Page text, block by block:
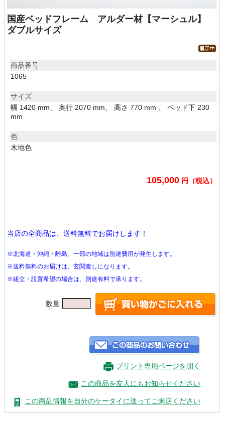
国産ベッドフレーム アルダー材【マーシュル】
ダブルサイズ
商品番号
1065
サイズ
幅 1420 mm、 奥行 2070 mm、 高さ 770 mm 、 ベッド下 230
mm
色
木地色
105,000 円（税込）
当店の全商品は、送料無料でお届けします！
※北海道・沖縄・離島、一部の地域は別途費用が発生します。
※送料無料のお届けは、玄関渡しになります。
※組立・設置希望の場合は、別途有料で承ります。
数量
プリント専用ページを開く
この商品を友人にもお知らせください
この商品情報を自分のケータイに送ってご来店ください